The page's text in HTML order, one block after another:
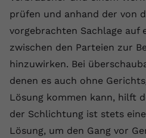
prüfen und anhand der von
vorgebrachten Sachlage auf
zwischen den Parteien zur
hinzuwirken. Bei
denen es auch ohne
Lösung kommen kann, hilft
der Schlichtung ist stets
Lösung, um den Gang vor
Laufzeit Session
Zweck
registriert eine
Daten darüber
Videos von